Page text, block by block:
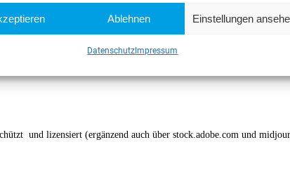
Ablehnen Einstellungen
Datenschutz Impressum
Verbraucherschlichtungsstelle teilzunehmen.
und lizensiert (ergänzend auch über stock.adobe.com und